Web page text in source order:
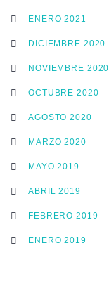
ENERO 2021
DICIEMBRE 2020
NOVIEMBRE 2020
OCTUBRE 2020
AGOSTO 2020
MARZO 2020
MAYO 2019
ABRIL 2019
FEBRERO 2019
ENERO 2019